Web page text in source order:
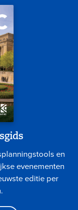
en
evenementen
editie per